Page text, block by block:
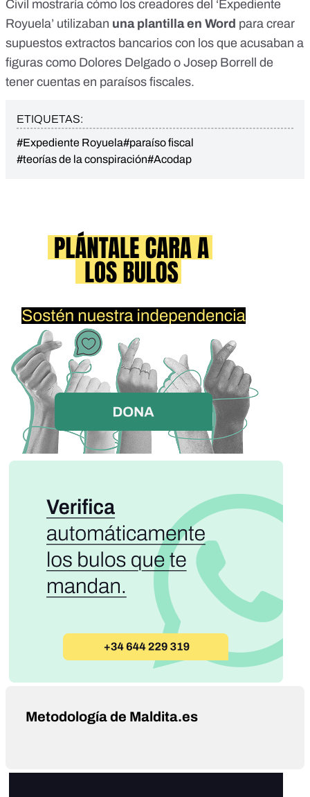
Civil mostraría cómo los creadores del ‘Expediente
Royuela’ utilizaban una plantilla en Word para crear
supuestos extractos bancarios con los que acusaban a
figuras como Dolores Delgado o Josep Borrell
de
tener cuentas en paraísos fiscales.
ETIQUETAS:
#Expediente Royuela#paraíso fiscal
#teorías de la conspiración#Acodap
Metodología de Maldita.es